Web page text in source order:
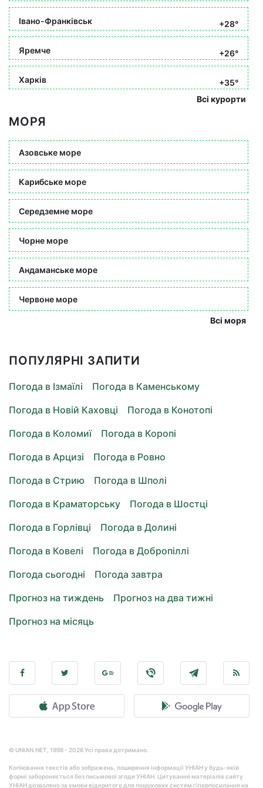
Івано-Франківськ +28°
Яремче +26°
Харків
+35°
Всі курорти
МОРЯ
Азовське море
Карибське море
Середземне море
Чорне море
Андаманське море
Червоне море
Всі моря
ПОПУЛЯРНІ ЗАПИТИ
Погода в Ізмаїлі
Погода в Каменському
Погода в Новій Каховці
Погода в Конотопі
Погода в Коломиї
Погода в Коропі
Погода в Арцизі
Погода в Ровно
Погода в Стрию
Погода в Шполі
Погода в Краматорську
Погода в Шостці
Погода в Горлівці
Погода в Долині
Погода в Ковелі
Погода в Добропіллі
Погода сьогодні
Погода завтра
Прогноз на тиждень
Прогноз на два тижні
Прогноз на місяць
© UNIAN.NET, 1998 - 2026 Усі права дотримано.
Копіювання текстів або зображень, поширення інформації УНІАН у будь-якій
формі забороняється без письмової згоди УНІАН. Цитування матеріалів сайту
УНІАН дозволено за умови відкритого для пошукових систем гіперпосилання на